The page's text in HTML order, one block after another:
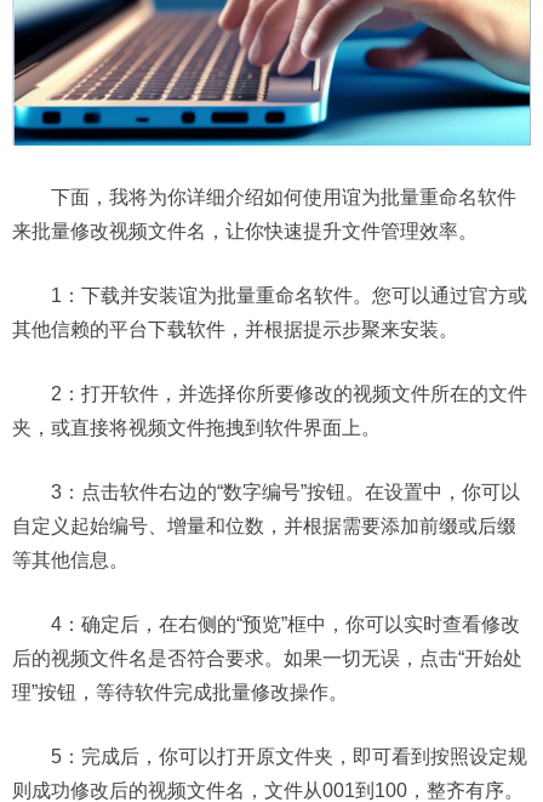
下面，我将为你详细介绍如何使用谊为批量重命名软件
来批量修改视频文件名，让你快速提升文件管理效率。
1：下载并安装谊为批量重命名软件。您可以通过官方或
其他信赖的平台下载软件，并根据提示步聚来安装。
2：打开软件，并选择你所要修改的视频文件所在的文件
夹，或直接将视频文件拖拽到软件界面上。
3：点击软件右边的“数字编号”按钮。在设置中，你可以
自定义起始编号、增量和位数，并根据需要添加前缀或后缀
等其他信息。
4：确定后，在右侧的“预览”框中，你可以实时查看修改
后的视频文件名是否符合要求。如果一切无误，点击“开始处
理”按钮，等待软件完成批量修改操作。
5：完成后，你可以打开原文件夹，即可看到按照设定规
则成功修改后的视频文件名，文件从001到100，整齐有序。